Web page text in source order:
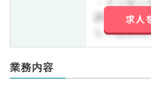
詳しくはお
しくはお
業務内容